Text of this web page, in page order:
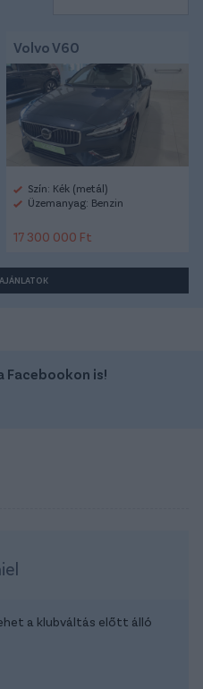
Volvo V60
Szín: Kék (metál)
Üzemanyag: Benzin
17 300 000 Ft
Facebookon is!
a klubváltás előtt álló